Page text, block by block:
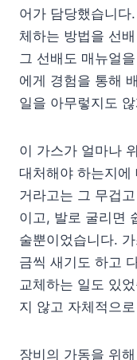
어가 담당했습니다
체하는 방법을 선
그 선배도 매뉴얼
에게 경험을 통해
일을 아무렇지도
이 가스가 얼마나
대처해야 하는지에
거라고는 그 무겁
이고, 발로 굴리면
술뿐이었습니다.
금씩 새기도 하고
교체하는 일도 있
지 않고 자체적으
장비의 가동을 위